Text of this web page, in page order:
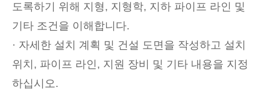
도록하기 위해 지형, 지형학, 지하 파이프 라인 및
기타 조건을 이해합니다.
· 자세한 설치 계획 및 건설 도면을 작성하고 설치
위치, 파이프 라인, 지원 장비 및 기타 내용을 지정
하십시오.